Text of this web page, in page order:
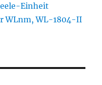
Einheit
WLnm, WL-1804-II